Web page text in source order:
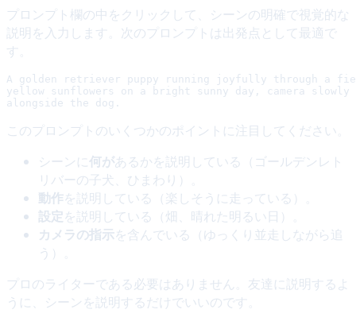
プロンプト欄の中をクリックして、シーンの明確で視覚的な
説明を入力します。次のプロンプトは出発点として最適で
す。
A golden retriever puppy running joyfully through a
yellow sunflowers on a bright sunny day, camera
このプロンプトのいくつかのポイントに注目してください。
シーンに 何があるかを説明している（ゴールデンレト
リバーの子犬、ひまわり）。
動作を説明している（楽しそうに走っている）。
設定を説明している（畑、晴れた明るい日）。
カメラの指示を含んでいる（ゆっくり並走しながら追
う）。
プロのライターである必要はありません。友達に説明するよ
うに、シーンを説明するだけでいいのです。